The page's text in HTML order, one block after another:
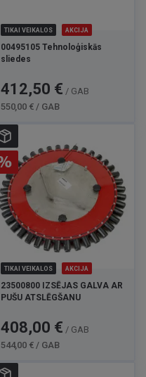
TIKAI VEIKALOS AKCIJA
00495105 Tehnoloģiskās
sliedes
Cena
412,50 € / GAB
550,00 € / GAB
TIKAI VEIKALOS AKCIJA
23500800 IZSĒJAS GALVA AR
PUŠU ATSLĒGŠANU
Cena
408,00 € / GAB
544,00 € / GAB